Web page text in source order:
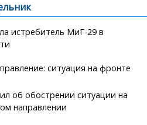
истребитель МиГ-29 в
ситуация на фронте
об обострении ситуации на
направлении